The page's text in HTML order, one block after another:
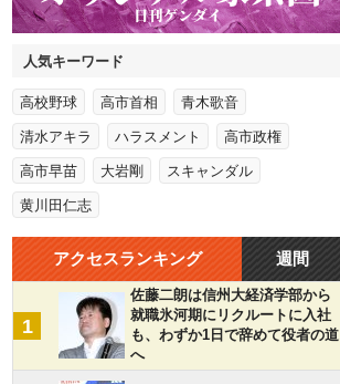
人気キーワード
高校野球 高市首相 青木歌音
清水アキラ ハラスメント 高市政権
高市早苗 大岩剛 スキャンダル
黄川田仁志
アクセスランキング 週間
1
佐藤二朗は信州大経済学部から
就職氷河期にリクルートに入社
も、わずか1日で辞めて役者の道
へ